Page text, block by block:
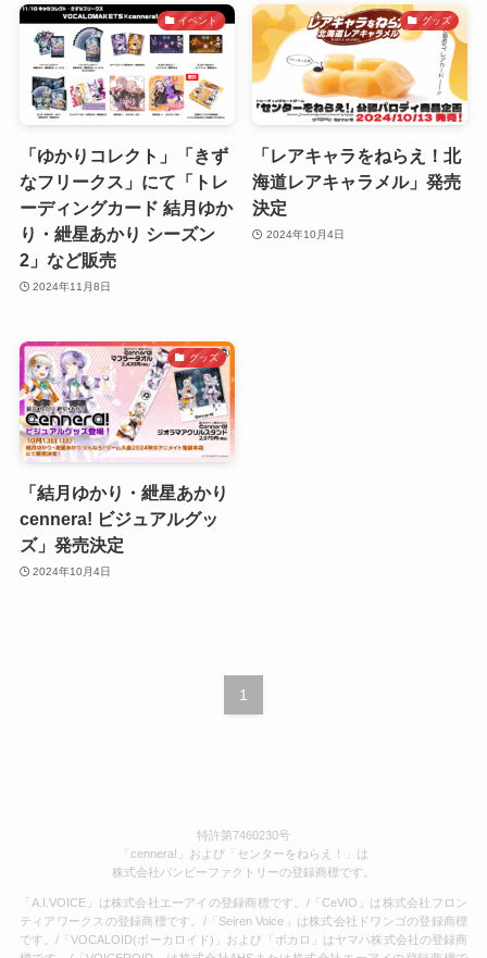
イベント
「ゆかりコレクト」「きず
なフリークス」にて「トレ
ーディングカード 結月ゆか
り・紲星あかり シーズン
2」など販売
2024年11月8日
グッズ
「レアキャラをねらえ！北
海道レアキャラメル」発売
決定
2024年10月4日
グッズ
「結月ゆかり・紲星あかり
cennera! ビジュアルグッ
ズ」発売決定
2024年10月4日
1
特許第7460230号
「cennera!」および「センターをねらえ！」は
株式会社バンピーファクトリーの登録商標です。
「A.I.VOICE」は株式会社エーアイの登録商標です。/「CeVIO」は株式会社フロン
ティアワークスの登録商標です。/「Seiren Voice」は株式会社ドワンゴの登録商標
です。/「VOCALOID(ボーカロイド)」および「ボカロ」はヤマハ株式会社の登録商